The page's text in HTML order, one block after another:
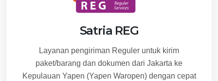
Satria REG
Layanan pengiriman Reguler untuk kirim
paket/barang dan dokumen dari Jakarta ke
Kepulauan Yapen (Yapen Waropen) dengan cepat